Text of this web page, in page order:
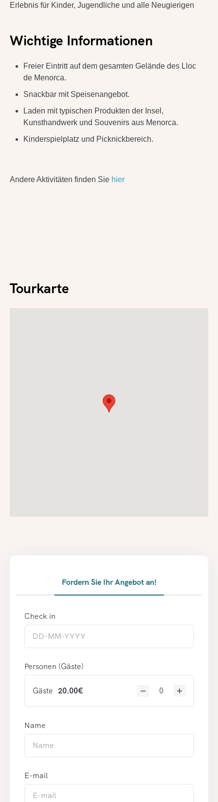
Erlebnis für Kinder, Jugendliche und alle Neugierigen
Wichtige Informationen
Freier Eintritt auf dem gesamten Gelände des Lloc
de Menorca.
Snackbar mit Speisenangebot.
Laden mit typischen Produkten der Insel,
Kunsthandwerk und Souvenirs aus Menorca.
Kinderspielplatz und Picknickbereich.
Andere Aktivitäten finden Sie hier
Tourkarte
Fordern Sie Ihr Angebot an!
Check in
Personen (Gäste)
Gäste 20.00€
Name
E-mail